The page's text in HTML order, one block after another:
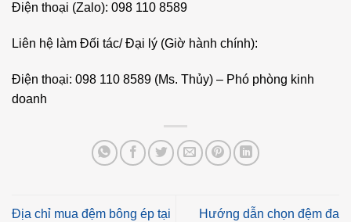
Điện thoại (Zalo): 098 110 8589
Liên hệ làm Đối tác/ Đại lý (Giờ hành chính):
Điện thoại: 098 110 8589 (Ms. Thủy) – Phó phòng kinh
doanh
Địa chỉ mua đệm bông ép tại
Hướng dẫn chọn đệm đa